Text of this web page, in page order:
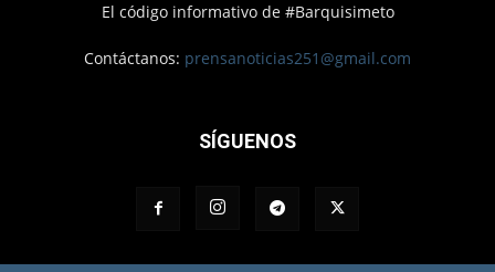
El código informativo de #Barquisimeto
Contáctanos: prensanoticias251@gmail.com
SÍGUENOS